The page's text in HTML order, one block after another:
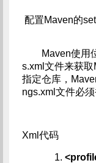
配置Maven的
Maven使用位
s.xml文件来获
指定仓库，
ngs.xml文件必
Xml代码